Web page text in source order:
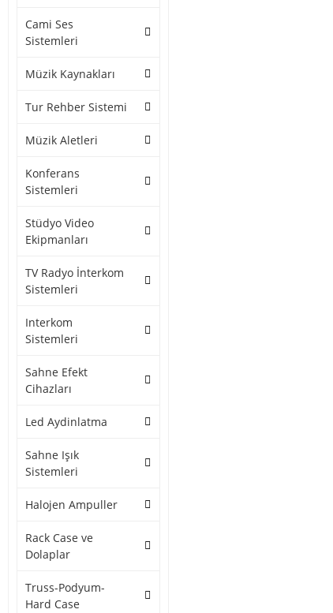
Cami Ses
Sistemleri
Müzik Kaynakları
Tur Rehber Sistemi
Müzik Aletleri
Konferans
Sistemleri
Stüdyo Video
Ekipmanları
TV Radyo İnterkom
Sistemleri
Interkom
Sistemleri
Sahne Efekt
Cihazları
Led Aydinlatma
Sahne Işık
Sistemleri
Halojen Ampuller
Rack Case ve
Dolaplar
Truss-Podyum-
Hard Case